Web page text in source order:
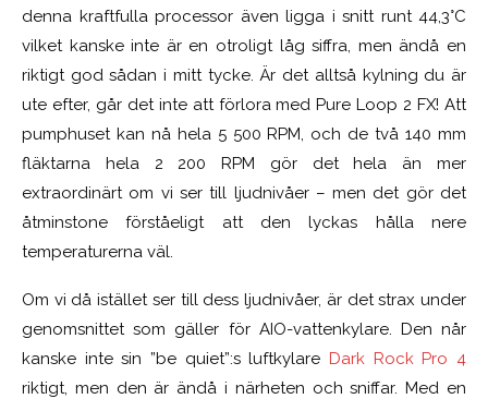
denna kraftfulla processor även ligga i snitt runt 44,3°C
vilket kanske inte är en otroligt låg siffra, men ändå en
riktigt god sådan i mitt tycke. Är det alltså kylning du är
ute efter, går det inte att förlora med Pure Loop 2 FX! Att
pumphuset kan nå hela 5 500 RPM, och de två 140 mm
fläktarna hela 2 200 RPM gör det hela än mer
extraordinärt om vi ser till ljudnivåer – men det gör det
åtminstone förståeligt att den lyckas hålla nere
temperaturerna väl.
Om vi då istället ser till dess ljudnivåer, är det strax under
genomsnittet som gäller för AIO-vattenkylare. Den når
kanske inte sin ”be quiet”:s luftkylare Dark Rock Pro 4
riktigt, men den är ändå i närheten och sniffar. Med en